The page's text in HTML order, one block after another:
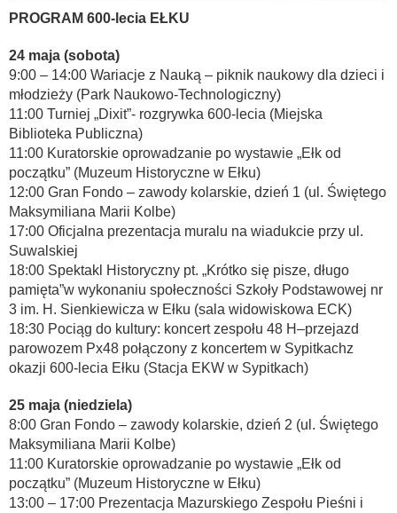
PROGRAM 600-lecia EŁKU
24 maja (sobota)
9:00 – 14:00 Wariacje z Nauką – piknik naukowy dla dzieci i
młodzieży (Park Naukowo-Technologiczny)
11:00 Turniej „Dixit”- rozgrywka 600-lecia (Miejska
Biblioteka Publiczna)
11:00 Kuratorskie oprowadzanie po wystawie „Ełk od
początku” (Muzeum Historyczne w Ełku)
12:00 Gran Fondo – zawody kolarskie, dzień 1 (ul. Świętego
Maksymiliana Marii Kolbe)
17:00 Oficjalna prezentacja muralu na wiadukcie przy ul.
Suwalskiej
18:00 Spektakl Historyczny pt. „Krótko się pisze, długo
pamięta”w wykonaniu społeczności Szkoły Podstawowej nr
3 im. H. Sienkiewicza w Ełku (sala widowiskowa ECK)
18:30 Pociąg do kultury: koncert zespołu 48 H–przejazd
parowozem Px48 połączony z koncertem w Sypitkachz
okazji 600-lecia Ełku (Stacja EKW w Sypitkach)
25 maja (niedziela)
8:00 Gran Fondo – zawody kolarskie, dzień 2 (ul. Świętego
Maksymiliana Marii Kolbe)
11:00 Kuratorskie oprowadzanie po wystawie „Ełk od
początku” (Muzeum Historyczne w Ełku)
13:00 – 17:00 Prezentacja Mazurskiego Zespołu Pieśni i